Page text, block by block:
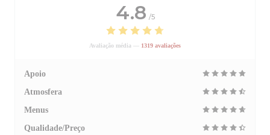
4.8 /5
Avaliação média — 1319 avaliações
Apoio
Atmosfera
Menus
Qualidade/Preço